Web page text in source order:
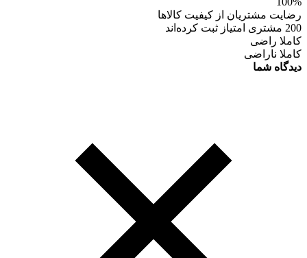
رضایت مشتریان از کیفیت کالاها
200 مشتری امتیاز ثبت کرده‌اند
کاملا راضی
کاملا ناراضی
دیدگاه شما